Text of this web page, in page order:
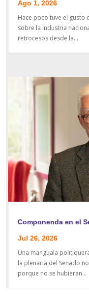
Ago 1, 2026
Hace poco tuve el gusto
sobre la industria
retrocesos desde la...
Componenda en el
Jul 26, 2026
Una manguala
la plenaria del Senado
porque no se hubieran...